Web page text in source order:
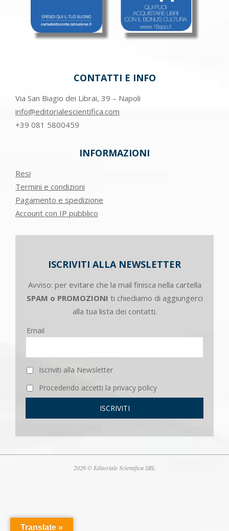
CONTATTI E INFO
Via San Biagio dei Librai, 39 – Napoli
info@editorialescientifica.com
+39 081 5800459
INFORMAZIONI
Resi
Termini e condizioni
Pagamento e spedizione
Account con IP pubblico
ISCRIVITI ALLA NEWSLETTER
Avviso: per evitare che la mail finisca nella cartella
SPAM o PROMOZIONI ti chiediamo di aggiungerci
alla tua lista dei contatti.
Email
Iscriviti alla Newsletter
Procedendo accetti la privacy policy
2026 © Editoriale Scientifica SRL
Translate »